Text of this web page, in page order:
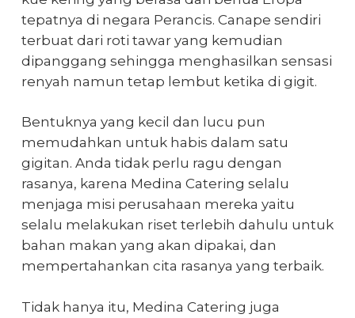
tepatnya di negara Perancis. Canape sendiri
terbuat dari roti tawar yang kemudian
dipanggang sehingga menghasilkan sensasi
renyah namun tetap lembut ketika di gigit.
Bentuknya yang kecil dan lucu pun
memudahkan untuk habis dalam satu
gigitan. Anda tidak perlu ragu dengan
rasanya, karena Medina Catering selalu
menjaga misi perusahaan mereka yaitu
selalu melakukan riset terlebih dahulu untuk
bahan makan yang akan dipakai, dan
mempertahankan cita rasanya yang terbaik.
Tidak hanya itu, Medina Catering juga